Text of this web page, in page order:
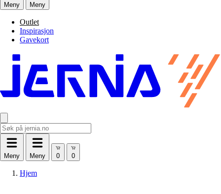
Meny Meny
Outlet
Inspirasjon
Gavekort
Meny Meny
Hjem